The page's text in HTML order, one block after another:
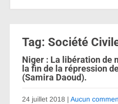
Tag: Société
Niger : La libération de
la fin de la répression
(Samira Daoud).
24 juillet 2018 | Aucun